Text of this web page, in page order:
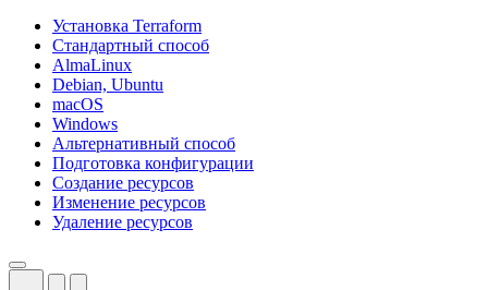
Установка Terraform
Стандартный способ
AlmaLinux
Debian, Ubuntu
macOS
Windows
Альтернативный способ
Подготовка конфигурации
Создание ресурсов
Изменение ресурсов
Удаление ресурсов